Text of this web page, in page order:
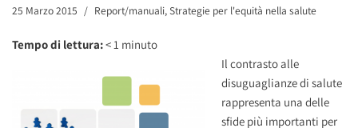
25 Marzo 2015 Report/manuali,Strategie per l'equità nella salute
Tempo di lettura:< 1 minuto
Il contrasto alle
disuguaglianze di salute
rappresenta una delle
sfide più importanti per